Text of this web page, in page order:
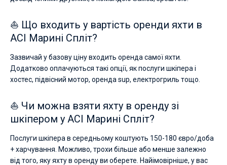
⛵ Що входить у вартість оренди яхти в
ACI Марині Спліт?
Зазвичай у базову ціну входить оренда самої яхти.
Додатково оплачуються такі опції, як послуги шкіпера і
хостес, підвісний мотор, оренда sup, електрогриль тощо.
⛵ Чи можна взяти яхту в оренду зі
шкіпером у ACI Марині Спліт?
Послуги шкіпера в середньому коштують 150-180 євро/доба
+ харчування. Можливо, трохи більше або менше залежно
від того, яку яхту в оренду ви оберете. Найімовірніше, у вас